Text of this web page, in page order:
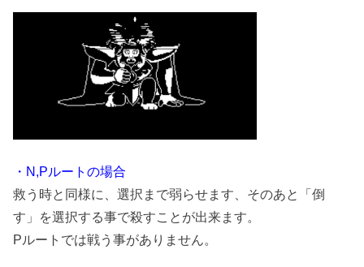
・N,Pルートの場合
救う時と同様に、選択まで弱らせます、そのあと「倒
す」を選択する事で殺すことが出来ます。
Pルートでは戦う事がありません。